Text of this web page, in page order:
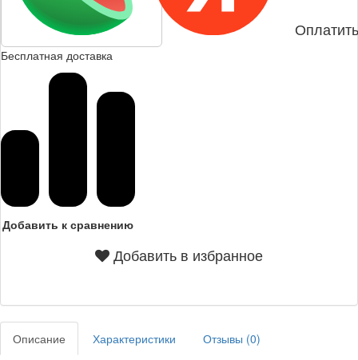
Бесплатная доставка
Добавить к сравнению
Добавить в избранное
Описание Характеристики Отзывы (0)